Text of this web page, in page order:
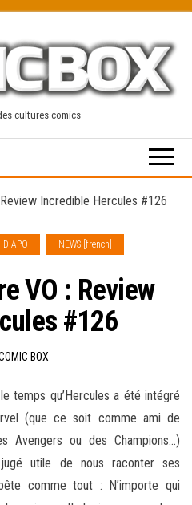
cultures comics
Incredible Hercules #126
DIAPO NEWS [french]
VO : Review
#126
BOX
temps qu’Hercules a été intégré
(que ce soit comme ami de
Avengers ou des Champions…)
jugé utile de nous raconter ses
comme tout : N’importe qui